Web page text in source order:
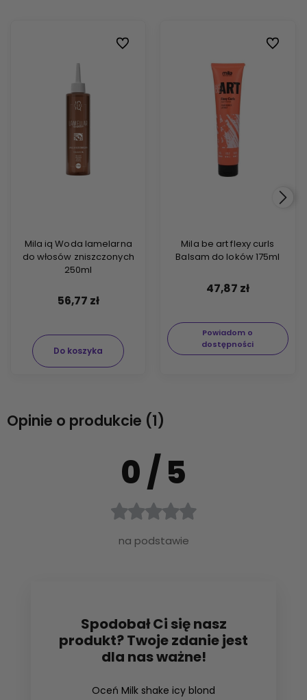
Mila iq Woda lamelarna
do włosów zniszczonych
250ml
56,77 zł
Do koszyka
Do ulubionych
Mila be art flexy curls
Balsam do loków 175ml
47,87 zł
Powiadom o
dostępności
Do
Opinie o produkcie (1)
0/ 5
na podstawie
Spodobał Ci się nasz
produkt? Twoje zdanie jest
dla nas ważne!
Oceń Milk shake icy blond